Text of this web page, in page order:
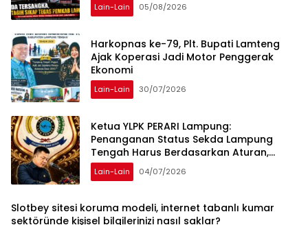
Lain-Lain 05/08/2026
Harkopnas ke-79, Plt. Bupati Lamteng
Ajak Koperasi Jadi Motor Penggerak
Ekonomi
Lain-Lain 30/07/2026
Ketua YLPK PERARI Lampung:
Penanganan Status Sekda Lampung
Tengah Harus Berdasarkan Aturan,
Bukan Tekanan Opini
Lain-Lain 04/07/2026
Slotbey sitesi koruma modeli, internet tabanlı kumar
sektöründe kişisel bilgilerinizi nasıl saklar?